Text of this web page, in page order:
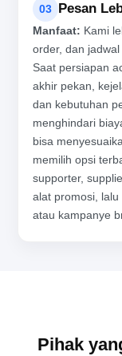
03 Pesan
Manfaat: Kami
order, dan
Saat persiapan
akhir pekan,
dan kebutuhan
menghindari
bisa
memilih opsi
supporter,
alat promosi,
atau kampanye
Pihak